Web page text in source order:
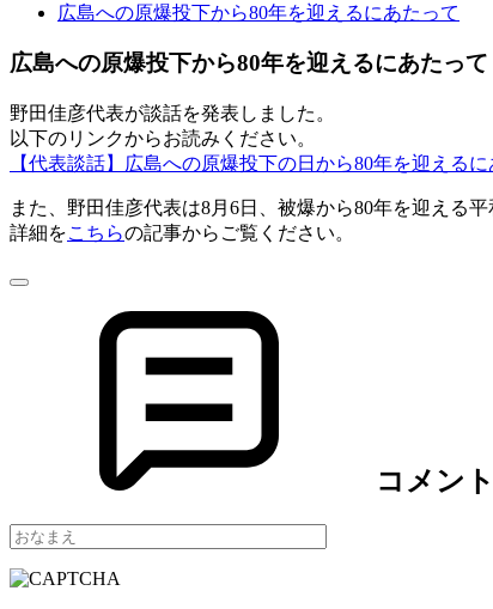
広島への原爆投下から80年を迎えるにあたって
広島への原爆投下から80年を迎えるにあたって
野田佳彦代表が談話を発表しました。
以下のリンクからお読みください。
【代表談話】広島への原爆投下の日から80年を迎えるに
また、野田佳彦代表は8月6日、被爆から80年を迎える
詳細をこちらの記事からご覧ください。
コメント